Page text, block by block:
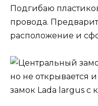
Подгибаю
провода.
расположение и